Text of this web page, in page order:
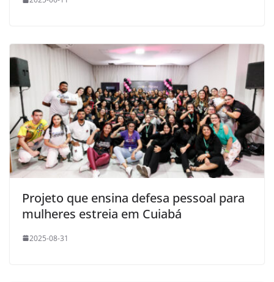
Projeto que ensina defesa pessoal para
mulheres estreia em Cuiabá
2025-08-31